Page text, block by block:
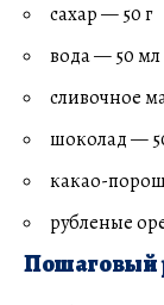
сахар — 50 г
вода — 50 мл
сливочное
шоколад —
какао-
рубленые
Пошаговый